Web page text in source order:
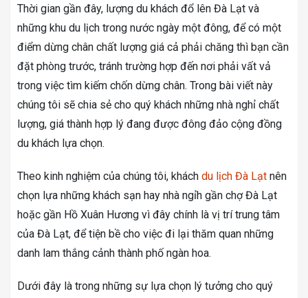
Thời gian gần đây, lượng du khách đổ lên Đà Lạt và
những khu du lịch trong nước ngày một đông, để có một
điểm dừng chân chất lượng giá cả phải chăng thì bạn cần
đặt phòng trước, tránh trường hợp đến nơi phải vất vả
trong việc tìm kiếm chốn dừng chân. Trong bài viết này
chúng tôi sẽ chia sẻ cho quý khách những nhà nghỉ chất
lượng, giá thành hợp lý đang được đông đảo cộng đồng
du khách lựa chọn.
Theo kinh nghiệm của chúng tôi, khách du lịch Đà Lạt nên
chọn lựa những khách sạn hay nhà ngỉh gần chợ Đà Lạt
hoặc gần Hồ Xuân Hương vì đây chính là vị trí trung tâm
của Đà Lạt, để tiện bề cho việc đi lại thăm quan những
danh lam thắng cảnh thành phố ngàn hoa.
Dưới đây là trong những sự lựa chọn lý tưởng cho quý